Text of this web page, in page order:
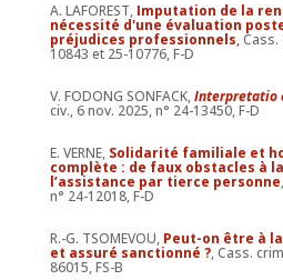
A. LAFOREST, Imputation de la
nécessité d'une évaluation
préjudices professionnels,Cass.
10843 et 25-10776, F-D
V. FODONG SONFACK,Interpretatio
civ., 6 nov. 2025, n° 24-13450, F-D
E. VERNE, Solidarité familiale et
complète : de faux obstacles à
l’assistance par tierce personne
n° 24-12018, F-D
R.-G. TSOMEVOU, Peut-on être à
et assuré sanctionné ?, Cass.
86015, FS-B